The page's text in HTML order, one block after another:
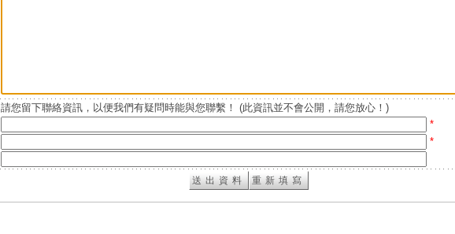
請您留下聯絡資訊，以便我們有疑問時能與您聯繫！ (此資訊並不會公開，請您放心！)
*
*